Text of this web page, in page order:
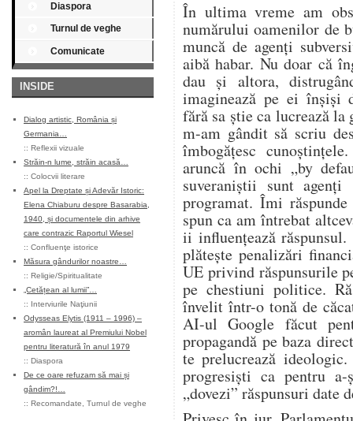
Diaspora
Turnul de veghe
Comunicate
INSIDE
Dialog artistic, România și
Germania…
:: Reflexii vizuale
Străin-n lume, străin acasă…
:: Colocvii literare
Apel la Dreptate și Adevăr Istoric:
Elena Chiaburu despre Basarabia,
1940, și documentele din arhive
care contrazic Raportul Wiesel
:: Confluenţe istorice
Măsura gândurilor noastre…
:: Religie/Spiritualitate
„Cetățean al lumii”…
:: Interviurile Naţiunii
Odysseas Elytis (1911 – 1996) –
aromân laureat al Premiului Nobel
pentru literatură în anul 1979
:: Diaspora
De ce oare refuzam să mai și
gândim?!…
:: Recomandate Turnul de veghe
În ultima vreme am
numărului oamenilor de
muncă de agenți
aibă habar. Nu doar că
dau și altora,
imaginează pe ei înșiși
fără sa știe ca lucrează
m-am gândit să scriu
îmbogățesc
aruncă în ochi „by
suveraniștii sunt
programat. Îmi
spun ca am întrebat
ii influențează
plătește penalizări
UE privind răspunsurile
pe chestiuni politice.
învelit într-o tonă de
AI-ul Google făcut
propagandă pe baza
te prelucrează
progresiști ca pentru
„dovezi” răspunsuri date